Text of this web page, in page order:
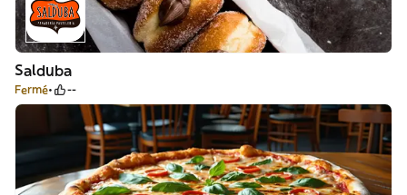
Salduba
Fermé --